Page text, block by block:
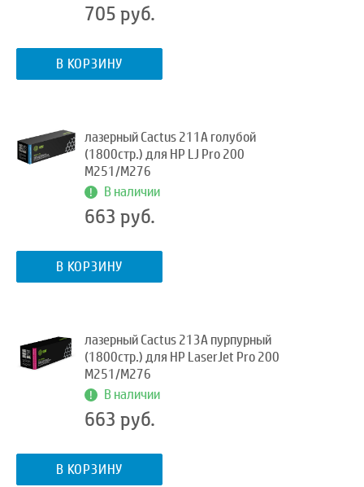
705 руб.
В КОРЗИНУ
лазерный Cactus 211A голубой
(1800стр.) для HP LJ Pro 200
M251/M276
В наличии
663 руб.
В КОРЗИНУ
лазерный Cactus 213A пурпурный
(1800стр.) для HP LaserJet Pro 200
M251/M276
В наличии
663 руб.
В КОРЗИНУ